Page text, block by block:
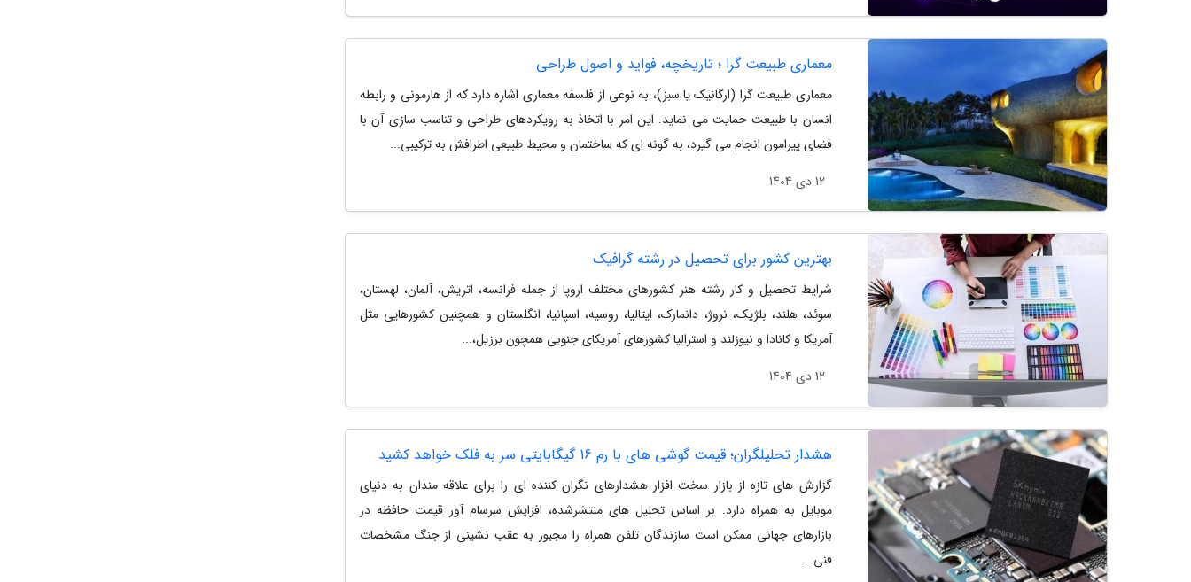
معماری طبیعت گرا ؛ تاریخچه، فواید و اصول طراحی
معماری طبیعت گرا (ارگانیک یا سبز)، به نوعی از فلسفه معماری اشاره دارد که از هارمونی و رابطه
انسان با طبیعت حمایت می نماید. این امر با اتخاذ به رویکردهای طراحی و تناسب سازی آن با
فضای پیرامون انجام می گیرد، به گونه ای که ساختمان و محیط طبیعی اطرافش به ترکیبی...
12 دی 1404
بهترین کشور برای تحصیل در رشته گرافیک
شرایط تحصیل و کار رشته هنر کشورهای مختلف اروپا از جمله فرانسه، اتریش، آلمان، لهستان،
سوئد، هلند، بلژیک، نروژ، دانمارک، ایتالیا، روسیه، اسپانیا، انگلستان و همچنین کشورهایی مثل
آمریکا و کانادا و نیوزلند و استرالیا کشورهای آمریکای جنوبی همچون برزیل،...
12 دی 1404
هشدار تحلیلگران؛ قیمت گوشی های با رم 16 گیگابایتی سر به فلک خواهد کشید
گزارش های تازه از بازار سخت افزار هشدارهای نگران کننده ای را برای علاقه مندان به دنیای
موبایل به همراه دارد. بر اساس تحلیل های منتشرشده، افزایش سرسام آور قیمت حافظه در
بازارهای جهانی ممکن است سازندگان تلفن همراه را مجبور به عقب نشینی از جنگ مشخصات
فنی...